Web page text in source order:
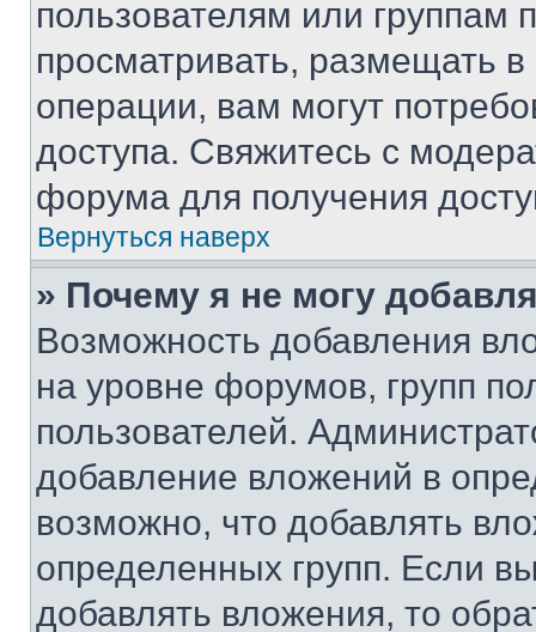
пользователям или группам
просматривать, размещать
операции, вам могут
доступа. Свяжитесь с
форума для получения
Вернуться наверх
» Почему я не могу
Возможность добавления
на уровне форумов, групп
пользователей.
добавление вложений в
возможно, что добавлять
определенных групп. Если
добавлять вложения, то